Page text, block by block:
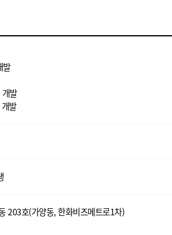
발
발
발
203호(가양동, 한화비즈메트로1차)